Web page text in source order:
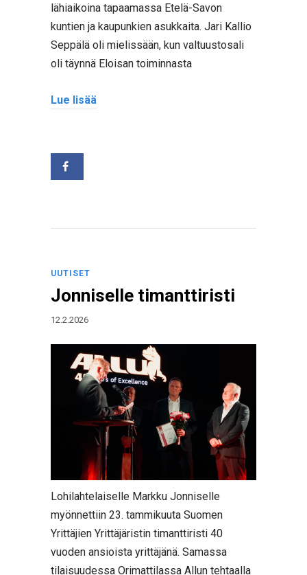
lähiaikoina tapaamassa Etelä-Savon
kuntien ja kaupunkien asukkaita. Jari Kallio
Seppälä oli mielissään, kun valtuustosali
oli täynnä Eloisan toiminnasta
Lue lisää
UUTISET
Jonniselle timanttiristi
12.2.2026
Lohilahtelaiselle Markku Jonniselle
myönnettiin 23. tammikuuta Suomen
Yrittäjien Yrittäjäristin timanttiristi 40
vuoden ansioista yrittäjänä. Samassa
tilaisuudessa Orimattilassa Allun tehtaalla